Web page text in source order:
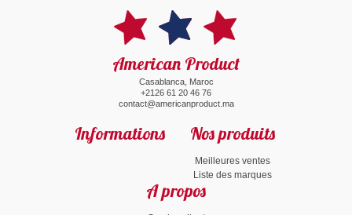
American Product
Casablanca, Maroc
+2126 61 20 46 76
contact@americanproduct.ma
Informations Nos produits
Meilleures ventes
Liste des marques
A propos